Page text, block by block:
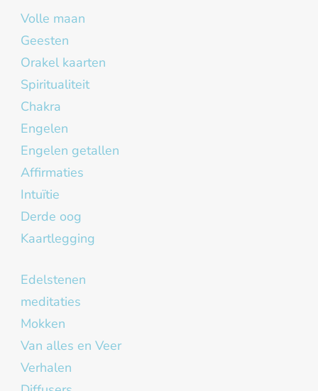
Volle maan
Geesten
Orakel kaarten
Spiritualiteit
Chakra
Engelen
Engelen getallen
Affirmaties
Intuïtie
Derde oog
Kaartlegging
Edelstenen
meditaties
Mokken
Van alles en Veer
Verhalen